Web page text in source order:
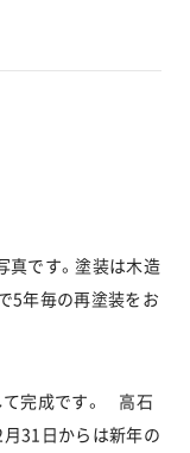
真です。塗装は木造
5年毎の再塗装をお
て完成です。 高石
31日からは新年の
わせ